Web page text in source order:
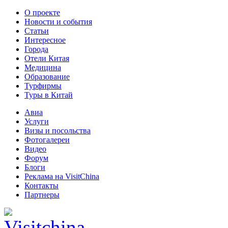
О проекте
Новости и события
Статьи
Интересное
Города
Отели Китая
Медицина
Образование
Турфирмы
Туры в Китай
Авиа
Услуги
Визы и посольства
Фотогалереи
Видео
Форум
Блоги
Реклама на VisitChina
Контакты
Партнеры